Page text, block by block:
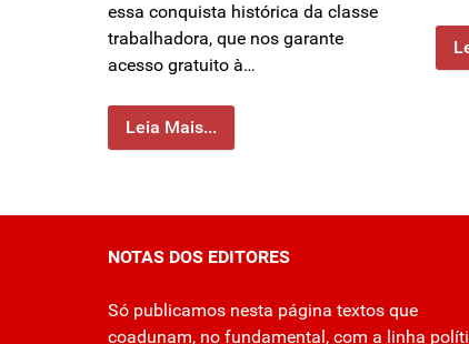
essa conquista histórica da classe
trabalhadora, que nos garante
acesso gratuito à…
Leia Mais...
NOTAS DOS EDITORES
Só publicamos nesta página textos que
coadunam, no fundamental, com a linha